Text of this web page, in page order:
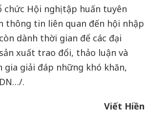
chức Hội nghị tập huấn tuyên
thông tin liên quan đến hội nhập
dành thời gian để các đại
xuất trao đổi, thảo luận và
gia giải đáp những khó khăn,
.
Viết Hiền